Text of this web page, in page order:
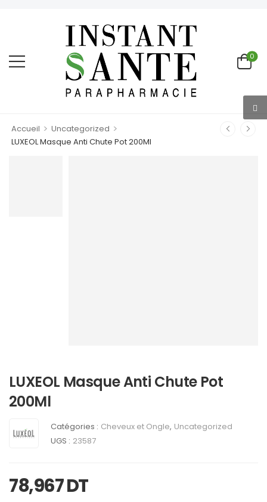
0
Accueil > Uncategorized >
LUXEOL Masque Anti Chute Pot 200Ml
LUXEOL Masque Anti Chute Pot
200Ml
Catégories : Cheveux et Ongle, Uncategorized
UGS : 23587
78,967DT